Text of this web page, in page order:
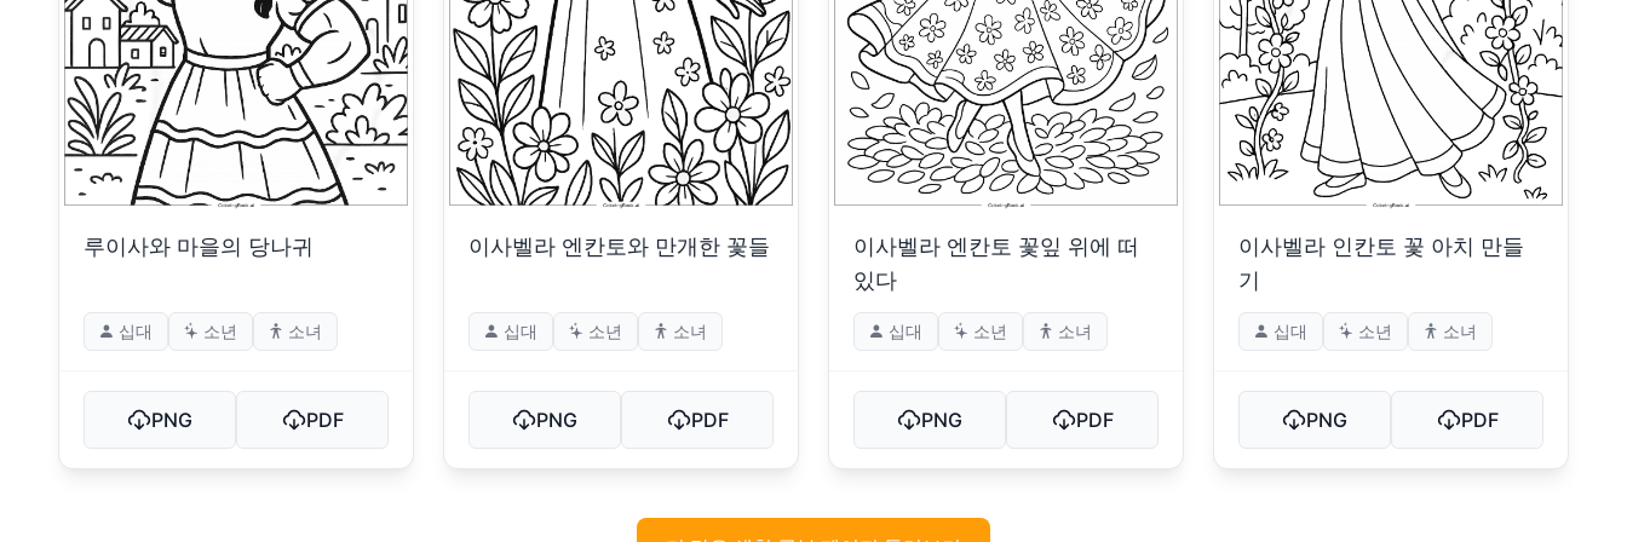
루이사와 마을의 당나귀
십대 소년 소녀
PNG PDF
이사벨라 엔칸토와 만개한 꽃들
십대 소년 소녀
PNG PDF
이사벨라 엔칸토 꽃잎 위에 떠
있다
십대 소년 소녀
PNG PDF
이사벨라 인칸토 꽃 아치 만들
기
십대 소년 소녀
PNG PDF